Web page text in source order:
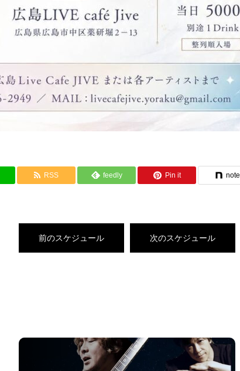
RSS feedly Pin it note
前のスケジュール 次のスケジュール